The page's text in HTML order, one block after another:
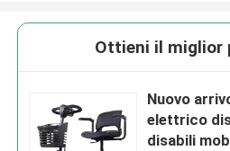
Ottieni il miglior
Nuovo
elettrico
disabili